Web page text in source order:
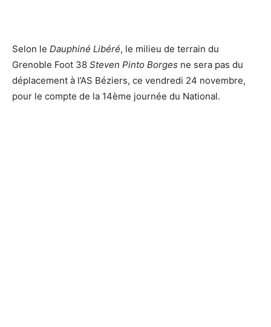
Selon le Dauphiné Libéré, le milieu de terrain du
Grenoble Foot 38 Steven Pinto­ Borges ne sera pas du
déplacement à l’AS Béziers, ce vendredi 24 novembre,
pour le compte de la 14ème journée du National.